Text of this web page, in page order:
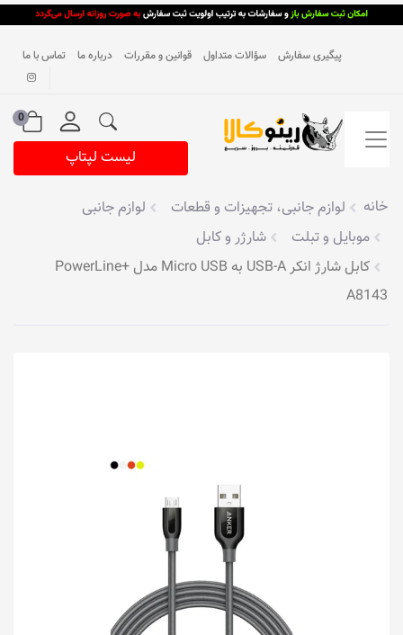
پیگیری سفارش سؤالات متداول قوانین و مقررات درباره ما تماس با ما
0
لیست لپتاپ
خانه لوازم جانبی، تجهیزات و قطعات
لوازم جانبی
موبایل و تبلت
شارژر و کابل
کابل شارژ انکر USB-A به Micro USB مدل PowerLine+
A8143